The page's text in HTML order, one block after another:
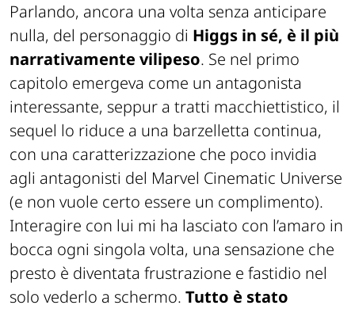
Parlando, ancora una volta senza anticipare
nulla, del personaggio di Higgs in sé, è il più
narrativamente vilipeso. Se nel primo
capitolo emergeva come un antagonista
interessante, seppur a tratti macchiettistico, il
sequel lo riduce a una barzelletta continua,
con una caratterizzazione che poco invidia
agli antagonisti del Marvel Cinematic Universe
(e non vuole certo essere un complimento).
Interagire con lui mi ha lasciato con l’amaro in
bocca ogni singola volta, una sensazione che
presto è diventata frustrazione e fastidio nel
solo vederlo a schermo. Tutto è stato